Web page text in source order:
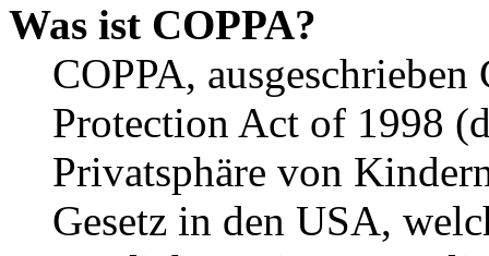
Was ist COPPA?
COPPA,
Protection Act of 1998
Privatsphäre von
Gesetz in den USA,